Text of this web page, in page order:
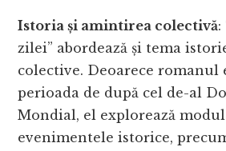
Istoria și amintirea colectivă:
zilei” abordează și tema
colective. Deoarece romanul
perioada de după cel de-al
Mondial, el explorează
evenimentele istorice,